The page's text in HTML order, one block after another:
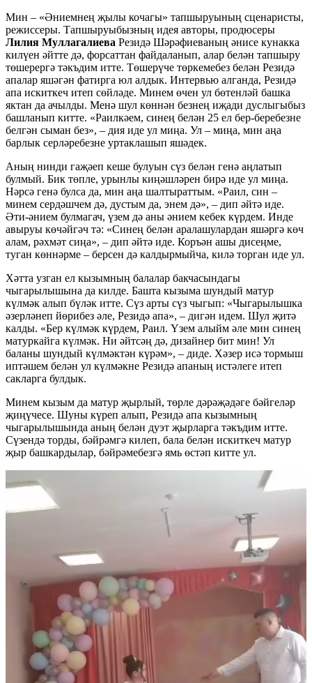
Мин – «Әниемнең җылы кочагы» тапшыруының сценаристы,
режиссеры. Тапшыруыбызның идея авторы, продюсеры
Лилия Муллагалиева Резидә Шәрәфиеваның әнисе кунакка
килүен әйтте дә, форсаттан файдаланып, алар белән тапшыру
төшерергә тәкъдим итте. Төшерүче төркемебез белән Резидә
апалар яшәгән фатирга юл алдык. Интервью алганда, Резидә
апа искиткеч итеп сөйләде. Минем өчен ул бөтенләй башка
яктан да ачылды. Менә шул көннән безнең иҗади дуслыгыбыз
башланып китте. «Раилкәем, синең белән 25 ел бер-беребезне
белгән сыман без», – дия иде ул миңа. Ул – миңа, мин аңа
барлык серләребезне уртаклашып яшәдек.
Аның нинди гаҗәеп кеше булуын сүз белән генә аңлатып
булмый. Бик төпле, урынлы киңәшләрен бирә иде ул миңа.
Нәрсә генә булса да, мин аңа шалтыраттым. «Раил, син –
минем сердәшчем дә, дустым да, энем дә», – дип әйтә иде.
Әти-әнием булмагач, үзем дә аны әнием кебек күрдем. Инде
авыруы көчәйгәч тә: «Синең белән аралашулардан яшәргә көч
алам, рәхмәт сиңа», – дип әйтә иде. Коръән ашы дисеңме,
туган көннәрме – берсен дә калдырмыйча, килә торган иде ул.
Хәтта узган ел кызымның балалар бакчасындагы
чыгарылышына да килде. Башта кызыма шундый матур
күлмәк алып бүләк итте. Сүз арты сүз чыгып: «Чыгарылышка
әзерләнеп йөрибез әле, Резидә апа», – дигән идем. Шул җитә
калды. «Бер күлмәк күрдем, Раил. Үзем алыйм әле мин синең
матуркайга күлмәк. Ни әйтсәң дә, дизайнер бит мин! Ул
баланы шундый күлмәктән күрәм», – диде. Хәзер исә тормыш
иптәшем белән ул күлмәкне Резидә апаның истәлеге итеп
сакларга булдык.
Минем кызым да матур җырлый, төрле дәрәҗәдәге бәйгеләр
җиңүчесе. Шуны күреп алып, Резидә апа кызымның
чыгарылышында аның белән дуэт җырларга тәкъдим итте.
Сүзендә торды, бәйрәмгә килеп, бала белән искиткеч матур
җыр башкардылар, бәйрәмебезгә ямь өстәп китте ул.